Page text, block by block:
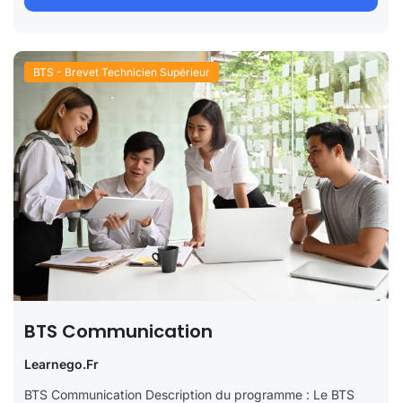
BTS - Brevet Technicien Supérieur
BTS Communication
Learnego.fr
BTS Communication Description du programme : Le BTS